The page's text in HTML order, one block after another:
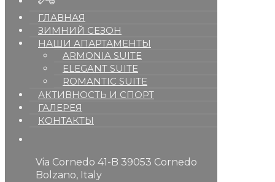
ГЛАВНАЯ
ЗИМНИЙ СЕЗОН
НАШИ АПАРТАМЕНТЫ
ARMONIA SUITE
ELEGANT SUITE
ROMANTIC SUITE
АКТИВНОСТЬ И СПОРТ
ГАЛЕРЕЯ
КОНТАКТЫ
Via Cornedo 41-B 39053 Cornedo
Bolzano, Italy